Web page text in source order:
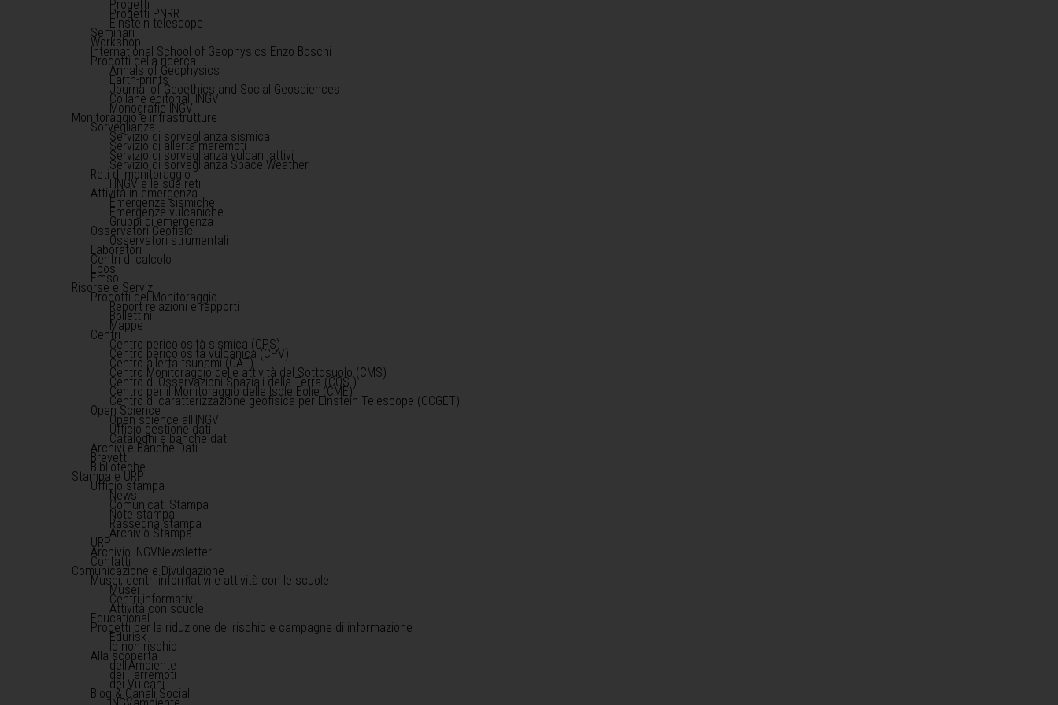
Progetti
Progetti PNRR
Einstein telescope
Seminari
Workshop
International School of Geophysics Enzo Boschi
Prodotti della ricerca
Annals of Geophysics
Earth-prints
Journal of Geoethics and Social Geosciences
Collane editoriali INGV
Monografie INGV
Monitoraggio e infrastrutture
Sorveglianza
Servizio di sorveglianza sismica
Servizio di allerta maremoti
Servizio di sorveglianza vulcani attivi
Servizio di sorveglianza Space Weather
Reti di monitoraggio
l'INGV e le sue reti
Attività in emergenza
Emergenze sismiche
Emergenze vulcaniche
Gruppi di emergenza
Osservatori Geofisici
Osservatori strumentali
Laboratori
Centri di calcolo
Epos
Emso
Risorse e Servizi
Prodotti del Monitoraggio
Report relazioni e rapporti
Bollettini
Mappe
Centri
Centro pericolosità sismica (CPS)
Centro pericolosità vulcanica (CPV)
Centro allerta tsunami (CAT)
Centro Monitoraggio delle attività del Sottosuolo (CMS)
Centro di Osservazioni Spaziali della Terra (COS )
Centro per il Monitoraggio delle Isole Eolie (CME)
Centro di caratterizzazione geofisica per Einstein Telescope (CCGET)
Open Science
Open science all'INGV
Ufficio gestione dati
Cataloghi e banche dati
Archivi e Banche Dati
Brevetti
Biblioteche
Stampa e URP
Ufficio stampa
News
Comunicati Stampa
Note stampa
Rassegna stampa
Archivio Stampa
URP
Archivio INGVNewsletter
Contatti
Comunicazione e Divulgazione
Musei, centri informativi e attività con le scuole
Musei
Centri informativi
Attività con scuole
Educational
Progetti per la riduzione del rischio e campagne di informazione
Edurisk
Io non rischio
Alla scoperta
dell'Ambiente
dei Terremoti
dei Vulcani
Blog & Canali Social